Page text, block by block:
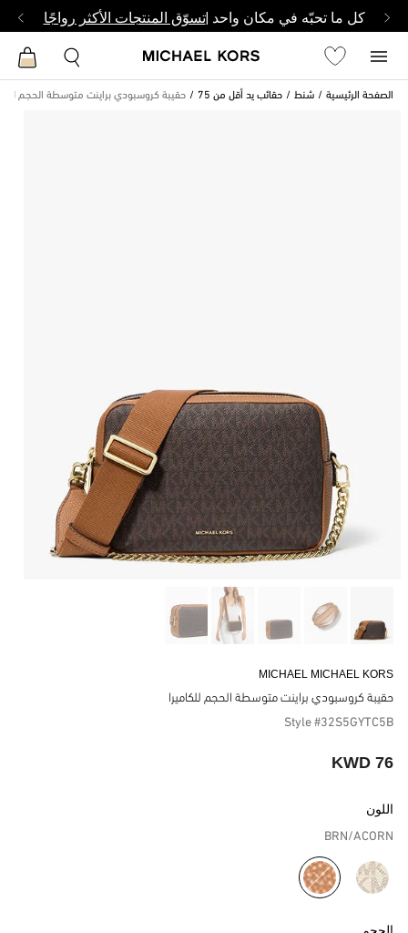
كل ما تحبّه في مكان واحد |تسوّق المنتجات الأكثر رواجًا
الصفحة الرئيسية شنط حقائب يد أقل من 75 حقيبة كروسبودي براينت متوسطة الحجم
MICHAEL MICHAEL KORS
حقيبة كروسبودي براينت متوسطة الحجم للكاميرا
Style #32S5GYTC5B
76 KWD
اللون
BRN/ACORN
مختار
الحجم